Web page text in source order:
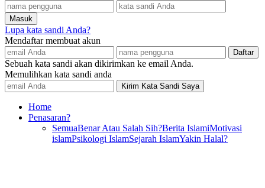
Lupa kata sandi Anda?
Mendaftar membuat akun
Sebuah kata sandi akan dikirimkan ke email Anda.
Memulihkan kata sandi anda
Home
Penasaran?
SemuaBenar Atau Salah Sih?Berita IslamiMotivasi
islamPsikologi IslamSejarah IslamYakin Halal?